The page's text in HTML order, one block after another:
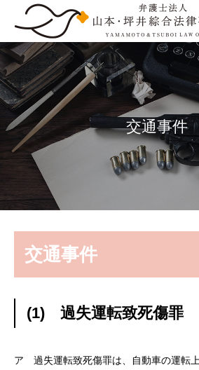
交通事件
交通事件
(1) 過失運転致死傷罪
ア 過失運転致死傷罪は、自動車の運転